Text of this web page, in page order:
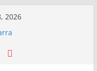
2026
UNI3